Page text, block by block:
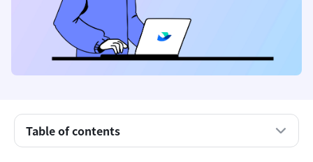
Table of contents
什麼是音訊轉錄人工智慧，以及為什麼你的團隊需要